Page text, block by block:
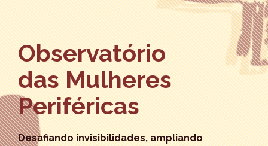
Observatório
das Mulheres
Periféricas
Desafiando invisibilidades, ampliando